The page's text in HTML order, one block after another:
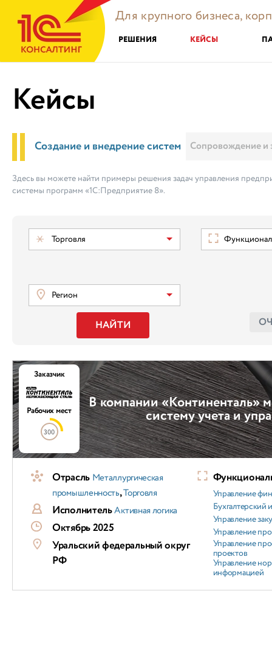
Для крупного бизнеса,
РЕШЕНИЯ КЕЙСЫ
Кейсы
Создание и внедрение систем Сопровождение и
Здесь вы можете найти примеры решения задач управления
системы программ «1С:Предприятие 8».
Торговля
Регион
НАЙТИ
В компании «Континенталь»
систему учета и
Заказчик
Рабочих мест
300
Отрасль Металлургическая
промышленность,Торговля
ИсполнительАктивная логика
Октябрь 2025
Уральский федеральный округ
РФ
Управление
Бухгалтерский
Управление
Управление
Управление
проектов
Управление
информацией